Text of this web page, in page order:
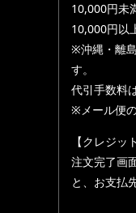
10,000円未
10,000円以
※沖縄・離
す。
代引手数料
※メール便
【クレジッ
注文完了画
と、お支払